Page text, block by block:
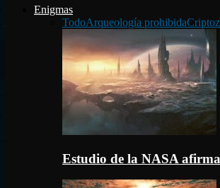
Enigmas
TodoArqueología prohibida
Estudio de la NASA